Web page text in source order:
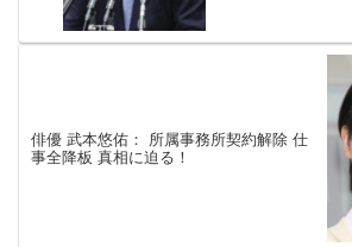
俳優 武本悠佑： 所属事務所契約解除 仕
事全降板 真相に迫る！